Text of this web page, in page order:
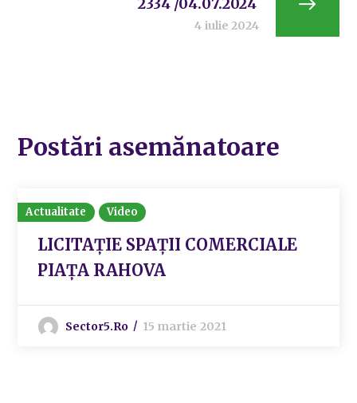
2334 /04.07.2024
4 iulie 2024
Postări asemănatoare
Actualitate Video
LICITAȚIE SPAȚII COMERCIALE
PIAȚA RAHOVA
Sector5.ro 15 martie 2021